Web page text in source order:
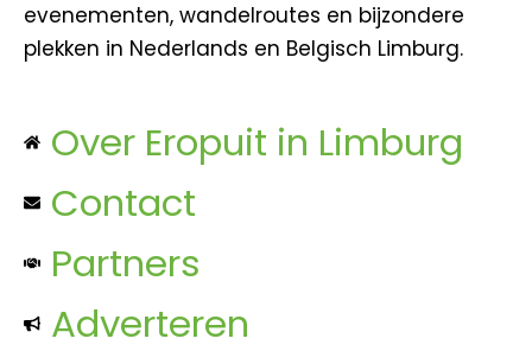
evenementen, wandelroutes en bijzondere
plekken in Nederlands en Belgisch Limburg.
Over Eropuit in Limburg
Contact
Partners
Adverteren